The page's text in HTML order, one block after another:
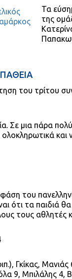
Τα
της
του τρίτου
Σε μια πάρα
και
του
ότι τα παιδιά
τους
Γκίκας,
9, Μπιλάλης 4,